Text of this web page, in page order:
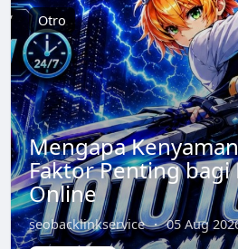
Otro
Mengapa
Faktor Penting bagi
Online
seobacklinkservice · 05 Aug